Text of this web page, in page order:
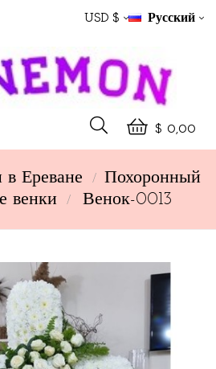
USD $ Русский
$ 0,00
Ереване
Похоронный
венки
Венок-0013